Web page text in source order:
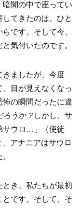
闇の中で座ってい
てきたのは、ひと
です。そして今、
気付いたのです。
きましたが、今度
目が見えなくなっ
の瞬間だったに違
ろうか？ しかし、サ
サウロ…」（使徒
アナニアはサウロ
き、私たちが最初
です。そして、そ